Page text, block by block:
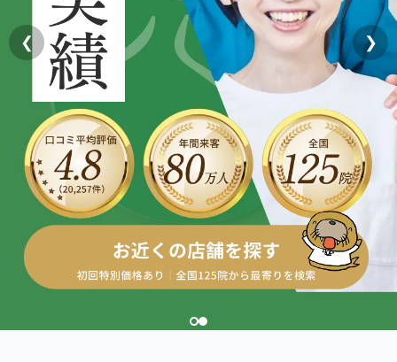
四十肩・五十肩
膝痛・関節痛
股関節の痛み
産後の不調・体型の崩れ
骨盤の傾き・歪み
坐骨神経痛
ぎっくり腰
寝違え
北海道
札幌エリア（13院）
東北
仙台エリア（4院）
関東
池袋エリア（3院）
新宿エリア（3院）
高田馬場エリア（2院）
ABOUT US 私たちについて
こころ整体院グループについて
初めての方へ
giversメソッドGIFT
研究・論文
医師・専門家からの推薦
メディア・実績
ご予約はこちら
OUR CONCEPT
とらわれないカラダを。
❮ ❯